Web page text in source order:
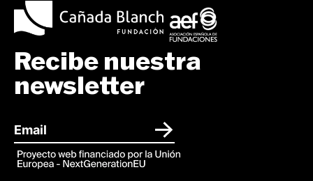
Recibe nuestra
newsletter